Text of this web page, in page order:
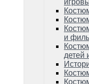
Ретро
Таблица
Аксессуары для
Аксессуары
Оружие
Парики
Маски
Головные
и
детей